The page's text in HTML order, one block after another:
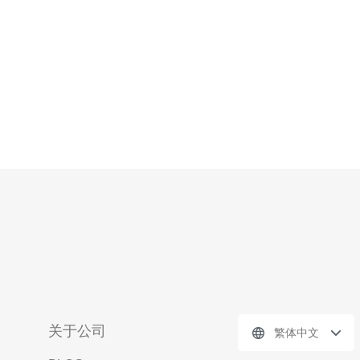
关于公司 繁体中文